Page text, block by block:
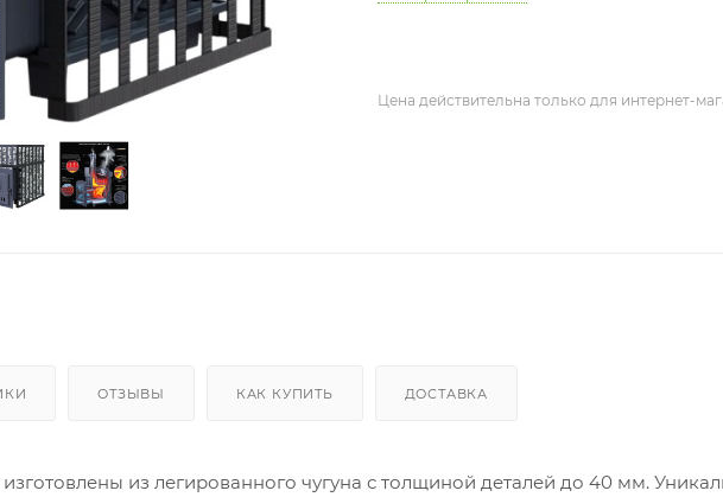
Цена действительна только для интернет-
ОТЗЫВЫ КАК КУПИТЬ ДОСТАВКА
из легированного чугуна с толщиной деталей до 40 мм.